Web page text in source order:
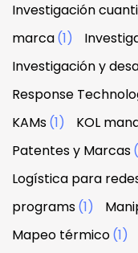
Investigación
marca(1)
Investigación y
Response
KAMs(1) KOL
Patentes y Marcas
Logística para
programs(1)
Mapeo térmico(1)